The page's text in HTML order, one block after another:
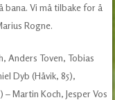
bana. Vi må tilbake for å
Rogne.
Anders Toven, Tobias
Dyb (Håvik, 85),
Martin Koch, Jesper Vos